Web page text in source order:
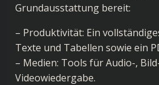
Grundausstattung bereit:
– Produktivität: Ein
Texte und Tabellen sowie ein
– Medien: Tools für Audio-,
Videowiedergabe.